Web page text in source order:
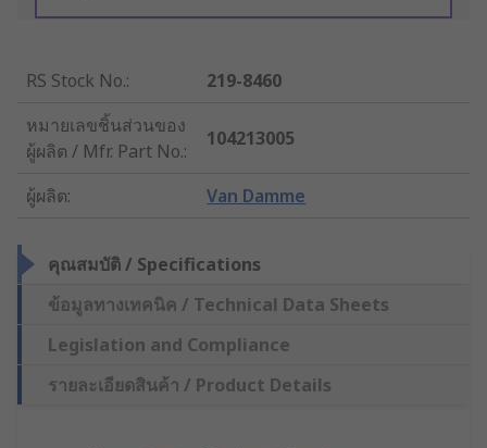
RS Stock No.:
219-8460
หมายเลขชิ้นส่วนของ
ผู้ผลิต / Mfr. Part No.:
104213005
ผู้ผลิต: Van Damme
คุณสมบัติ / Specifications
ข้อมูลทางเทคนิค / Technical Data Sheets
Legislation and Compliance
รายละเอียดสินค้า / Product Details